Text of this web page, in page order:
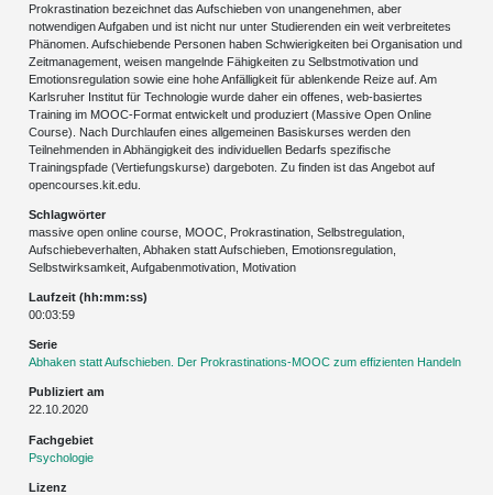
Prokrastination bezeichnet das Aufschieben von unangenehmen, aber
notwendigen Aufgaben und ist nicht nur unter Studierenden ein weit verbreitetes
Phänomen. Aufschiebende Personen haben Schwierigkeiten bei Organisation und
Zeitmanagement, weisen mangelnde Fähigkeiten zu Selbstmotivation und
Emotionsregulation sowie eine hohe Anfälligkeit für ablenkende Reize auf. Am
Karlsruher Institut für Technologie wurde daher ein offenes, web-basiertes
Training im MOOC-Format entwickelt und produziert (Massive Open Online
Course). Nach Durchlaufen eines allgemeinen Basiskurses werden den
Teilnehmenden in Abhängigkeit des individuellen Bedarfs spezifische
Trainingspfade (Vertiefungskurse) dargeboten. Zu finden ist das Angebot auf
opencourses.kit.edu.
Schlagwörter
massive open online course, MOOC, Prokrastination, Selbstregulation,
Aufschiebeverhalten, Abhaken statt Aufschieben, Emotionsregulation,
Selbstwirksamkeit, Aufgabenmotivation, Motivation
Laufzeit (hh:mm:ss)
00:03:59
Serie
Abhaken statt Aufschieben. Der Prokrastinations-MOOC zum effizienten Handeln
Publiziert am
22.10.2020
Fachgebiet
Psychologie
Lizenz